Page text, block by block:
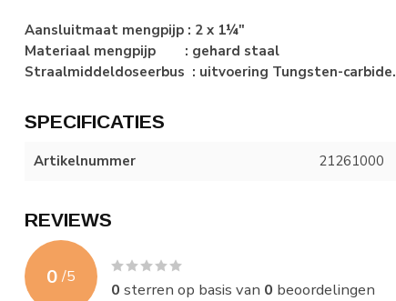
Aansluitmaat mengpijp : 2 x 1¼"
Materiaal mengpijp : gehard staal
Straalmiddeldoseerbus : uitvoering Tungsten-carbide.
SPECIFICATIES
Artikelnummer 21261000
REVIEWS
0 /5
0 sterren op basis van 0 beoordelingen